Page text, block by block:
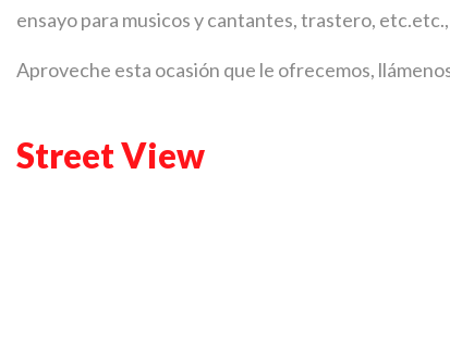
ensayo para musicos y cantantes, trastero, etc.etc.,
Aproveche esta ocasión que le ofrecemos,
Street View